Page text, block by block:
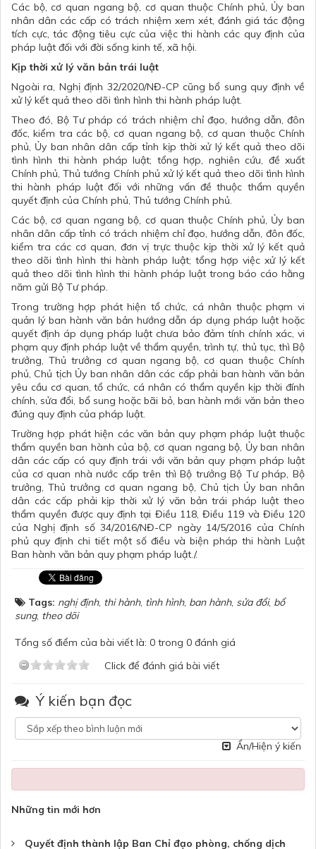
Các bộ, cơ quan ngang bộ, cơ quan thuộc Chính phủ, Ủy ban
nhân dân các cấp có trách nhiệm xem xét, đánh giá tác động
tích cực, tác động tiêu cực của việc thi hành các quy định của
pháp luật đối với đời sống kinh tế, xã hội.
Kịp thời xử lý văn bản trái luật
Ngoài ra, Nghị định 32/2020/NĐ-CP cũng bổ sung quy định về
xử lý kết quả theo dõi tình hình thi hành pháp luật.
Theo đó, Bộ Tư pháp có trách nhiệm chỉ đạo, hướng dẫn, đôn
đốc, kiểm tra các bộ, cơ quan ngang bộ, cơ quan thuộc Chính
phủ, Ủy ban nhân dân cấp tỉnh kịp thời xử lý kết quả theo dõi
tình hình thi hành pháp luật; tổng hợp, nghiên cứu, đề xuất
Chính phủ, Thủ tướng Chính phủ xử lý kết quả theo dõi tình hình
thi hành pháp luật đối với những vấn đề thuộc thẩm quyền
quyết định của Chính phủ, Thủ tướng Chính phủ.
Các bộ, cơ quan ngang bộ, cơ quan thuộc Chính phủ, Ủy ban
nhân dân cấp tỉnh có trách nhiệm chỉ đạo, hướng dẫn, đôn đốc,
kiểm tra các cơ quan, đơn vị trực thuộc kịp thời xử lý kết quả
theo dõi tình hình thi hành pháp luật; tổng hợp việc xử lý kết
quả theo dõi tình hình thi hành pháp luật trong báo cáo hằng
năm gửi Bộ Tư pháp.
Trong trường hợp phát hiện tổ chức, cá nhân thuộc phạm vi
quản lý ban hành văn bản hướng dẫn áp dụng pháp luật hoặc
quyết định áp dụng pháp luật chưa bảo đảm tính chính xác, vi
phạm quy định pháp luật về thẩm quyền, trình tự, thủ tục, thì Bộ
trưởng, Thủ trưởng cơ quan ngang bộ, cơ quan thuộc Chính
phủ, Chủ tịch Ủy ban nhân dân các cấp phải ban hành văn bản
yêu cầu cơ quan, tổ chức, cá nhân có thẩm quyền kịp thời đính
chính, sửa đổi, bổ sung hoặc bãi bỏ, ban hành mới văn bản theo
đúng quy định của pháp luật.
Trường hợp phát hiện các văn bản quy phạm pháp luật thuộc
thẩm quyền ban hành của bộ, cơ quan ngang bộ, Ủy ban nhân
dân các cấp có quy định trái với văn bản quy phạm pháp luật
của cơ quan nhà nước cấp trên thì Bộ trưởng Bộ Tư pháp, Bộ
trưởng, Thủ trưởng cơ quan ngang bộ, Chủ tịch Ủy ban nhân
dân các cấp phải kịp thời xử lý văn bản trái pháp luật theo
thẩm quyền được quy định tại Điều 118, Điều 119 và Điều 120
của Nghị định số 34/2016/NĐ-CP ngày 14/5/2016 của Chính
phủ quy định chi tiết một số điều và biện pháp thi hành Luật
Ban hành văn bản quy phạm pháp luật./.
Tags: nghị định, thi hành, tình hình, ban hành, sửa đổi, bổ
sung, theo dõi
Tổng số điểm của bài viết là: 0 trong 0 đánh giá
Click để đánh giá bài viết
Ý kiến bạn đọc
Ẩn/Hiện ý kiến
Những tin mới hơn
Quyết định thành lập Ban Chỉ đạo phòng, chống dịch